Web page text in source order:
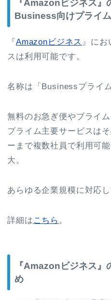
『Amazonビジネス
Business向けプライム
『 Amazonビジネス 』にお
スは利用可能です。
名称は「Businessプライム
無料のお急ぎ便やプライ
プライム主要サービスは
ーまで複数社員で利用可
大。
あらゆる企業規模に対応し
詳細は こちら 。
『Amazonビジネス
め